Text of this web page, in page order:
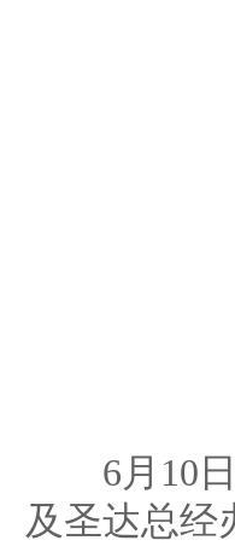
6月10日
及圣达总经